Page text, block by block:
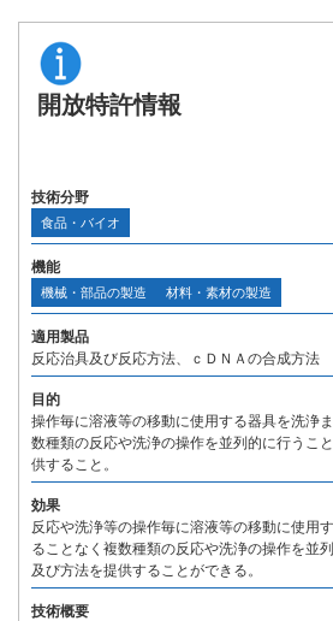
開放特許情報
技術分野
食品・バイオ
機能
機械・部品の製造 材料・素材の製造
適用製品
反応治具及び反応方法、ｃＤＮＡの合成方法
目的
操作毎に溶液等の移動に使用する器具を洗浄
数種類の反応や洗浄の操作を並列的に行うこ
供すること。
効果
反応や洗浄等の操作毎に溶液等の移動に使用
ることなく複数種類の反応や洗浄の操作を並
及び方法を提供することができる。
技術概要